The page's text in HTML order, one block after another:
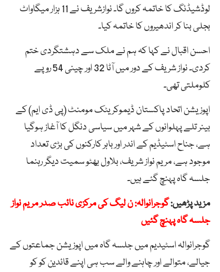
لوڈشیڈنگ کا خاتمہ کروں گا۔ نوازشریف نے 11 ہزار میگاواٹ
بجلی بنا کر اندھیروں کا خاتمہ کیا۔
احسن اقبال نے کہا کہ ہم نے ملک سے دہشتگردی ختم
کردی۔ نواز شریف کے دور میں آٹا 32 اور چینی 54 روپے
کلوملتی تھی۔
اپوزیشن اتحاد پاکستان ڈیموکریٹک مومنٹ (پی ڈی ایم) کے
بینر تلے پہلوانوں کے شہر میں سیاسی دنگل کا آغاز ہوگیا
ہے، جناح اسٹیڈیم کے اندر اور باہر کارکنوں کی بڑی تعداد
موجود ہے، مریم نواز شریف، بلاول بھٹو سمیت دیگر رہنما
جلسہ گاہ پہنچ گئے ہیں۔
مزید پڑھیں:گوجرانوالہ: ن لیگ کی مرکزی نائب صدر مریم نواز
جلسہ گاہ پہنچ گئیں
گوجرانوالہ اسٹیدیم میں جلسہ گاہ میں اپوزیشن جماعتوں کے
جیالے، متوالے اور چاہنے والے سب ہی اپنے قائدین کو کو